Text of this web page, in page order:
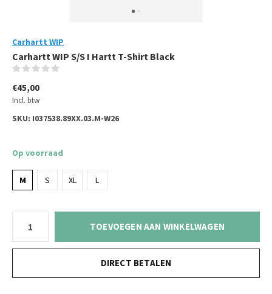
Carhartt WIP
Carhartt WIP S/S I Hartt T-Shirt Black
€45,00
Incl. btw
SKU: I037538.89XX.03.M-W26
Op voorraad
M S XL L
TOEVOEGEN AAN WINKELWAGEN
DIRECT BETALEN